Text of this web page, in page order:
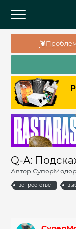
Q-A:
Автор
вопрос-ответ